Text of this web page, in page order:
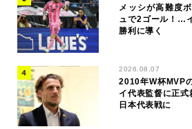
メッシが高難度
ュで2ゴール！…
勝利に導く
2026.08.07
2010年W杯MVP
イ代表監督に正
日本代表戦に